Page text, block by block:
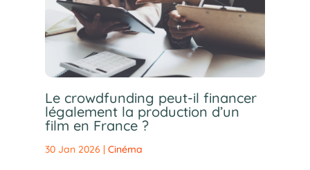
Le crowdfunding peut-il financer
légalement la production d’un
film en France ?
30 Jan 2026 | Cinéma